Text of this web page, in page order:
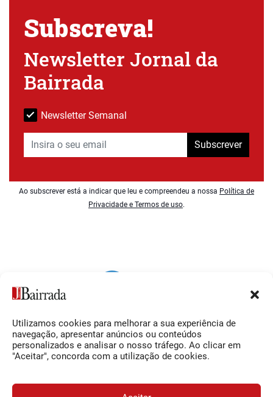
Utilizamos cookies para melhorar a sua experiência de
navegação, apresentar anúncios ou conteúdos
personalizados e analisar o nosso tráfego. Ao clicar em
"Aceitar", concorda com a utilização de cookies.
Subscreva!
Newsletter Jornal da
Bairrada
Newsletter Semanal
Subscrever
Ao subscrever está a indicar que leu e compreendeu a nossa Política de
Privacidade e Termos de uso.
Siga-nos
Facebook
O Jornal da Bairrada
Contactos